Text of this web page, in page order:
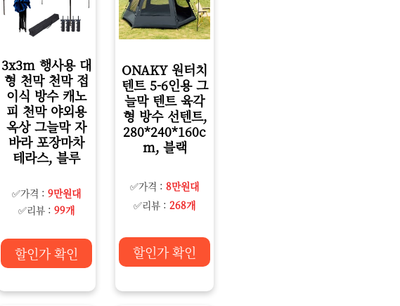
3x3m 행사용 대
형 천막 천막 접
이식 방수 캐노
피 천막 야외용
옥상 그늘막 자
바라 포장마차
테라스, 블루
✅가격 : 9만원대
✅리뷰 : 99개
할인가 확인
ONAKY 원터치
텐트 5-6인용 그
늘막 텐트 육각
형 방수 선텐트,
280*240*160c
m, 블랙
✅가격 : 8만원대
✅리뷰 : 268개
할인가 확인